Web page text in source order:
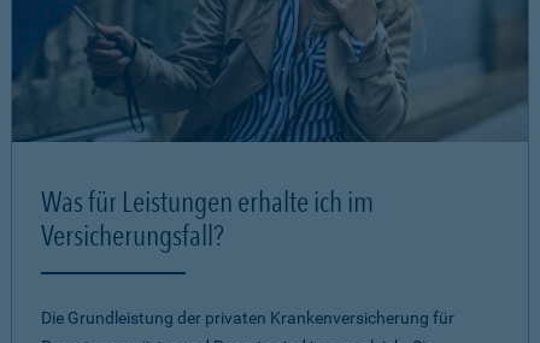
Was für Leistungen erhalte ich im
Versicherungsfall?
Die Grundleistung der privaten Krankenversicherung für